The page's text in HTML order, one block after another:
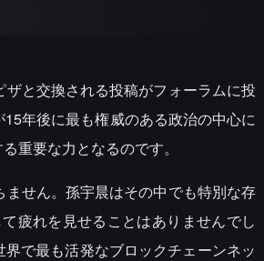
と交換される投稿がフォーラムに投
年後に最も権威のある政治の中心に
重要な力となるのです。
せん。孫宇晨はその中でも特別な存
疲れを見せることはありませんでし
で最も活発なブロックチェーンネッ